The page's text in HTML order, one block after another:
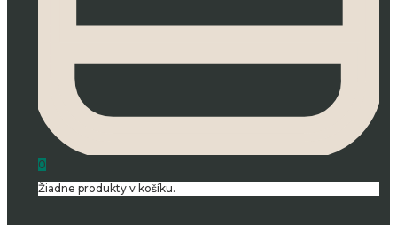
0
Žiadne produkty v košíku.